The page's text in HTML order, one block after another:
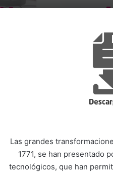
Las grandes
1771, se han presentado
tecnológicos, que han